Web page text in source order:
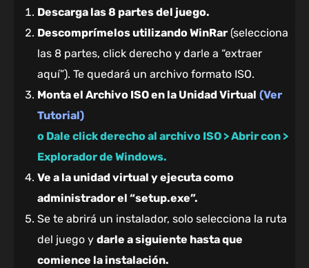
Descarga las 8 partes del juego.
Descomprímelos utilizando WinRar (selecciona
las 8 partes, click derecho y darle a “extraer
aquí”). Te quedará un archivo formato ISO.
Monta el Archivo ISO en la Unidad Virtual (Ver
Tutorial)
o Dale click derecho al archivo ISO > Abrir con >
Explorador de Windows.
Ve a la unidad virtual y ejecuta como
administrador el “setup.exe”.
Se te abrirá un instalador, solo selecciona la ruta
del juego y darle a siguiente hasta que
comience la instalación.